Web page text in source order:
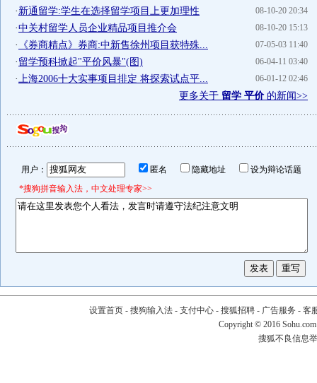
08-10-20 20:34
·新通留学:学生在选择留学项目上更加理性
08-10-20 15:13
·中关村留学人员企业精品项目推介会
07-05-03 11:40
· 《券商精点》券商:中新售徐州项目获特殊...
06-04-11 03:40
·留学预科掀起"平价风暴"(图)
06-01-12 02:46
· 上海2006十大实事项目排定 将探索试点平...
更多关于 留学 平价的新闻>>
用户： 匿名 隐藏地址
设为辩论话题
*搜狗拼音输入法，中文处理专家>>
设置首页- 搜狗输入法- 支付中心- 搜狐招聘- 广告服务 - 客
Copyright © 2016
搜狐不良信息